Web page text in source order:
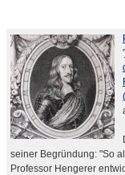
'
seiner Begründung: "So
Professor Hengerer